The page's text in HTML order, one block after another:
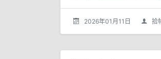
2026年01月11日 拾